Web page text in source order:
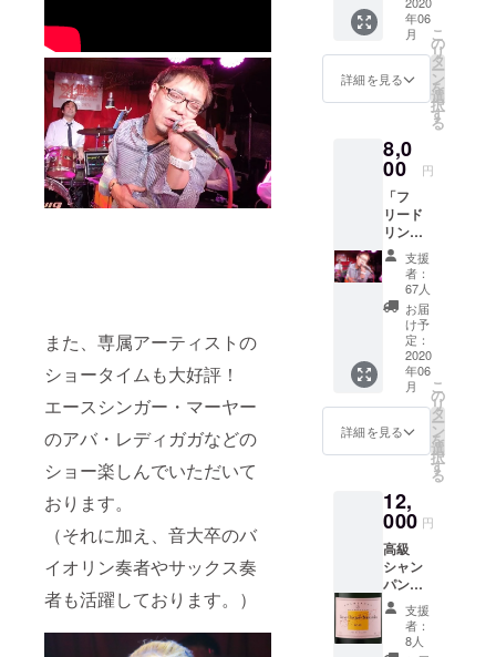
また、専属アーティストの
ショータイムも大好評！
エースシンガー・マーヤー
のアバ・レディガガなどの
ショー楽しんでいただいて
おります。
（それに加え、音大卒のバ
イオリン奏者やサックス奏
者も活躍しております。）
援』を
するこ
とがで
きま
す。 ご
ターン
の額に
上乗せ
してご
支援頂
けます
と幸い
です。
だきま
す。
（また
はご来
店時ま
でお預
おため
し
チャー
ジ３０
００
円・生
オケ二
曲分２
０００
円・ワ
ンドリ
ンク１
０００
円・
サービ
ス勢及
び消費
８０円
分をお
得な割
引価格
でお楽
しみい
ただけ
ます。
再開後
年06
月
詳細を見る
こ
の
リ
タ
ー
ン
を
選
択
す
る
8,0
00 円
「フ
リード
リンク
生オケ
お楽し
み券」
をお送
り致し
ます。
（また
はご来
店時ま
でお預
かり）
通常で
すと平
10000
円以上
を頂戴
してお
ります
がお得
に生オ
ケを楽
しんで
支援
者：
67人
お届
け予
定：
2020
年06
月
詳細を見る
こ
の
リ
タ
ー
ン
を
選
択
す
る
12,
000 円
高級
シャン
パン・
ヴーヴ
クリ
コ・ロ
支援
者：
8人